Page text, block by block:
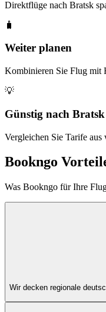
Direktflüge nach Bratsk
🧳
Weiter planen
Kombinieren Sie Flug mit
💡
Günstig nach Bratsk
Vergleichen Sie Tarife
Bookngo
Was Bookngo für Ihre
Wir decken regionale